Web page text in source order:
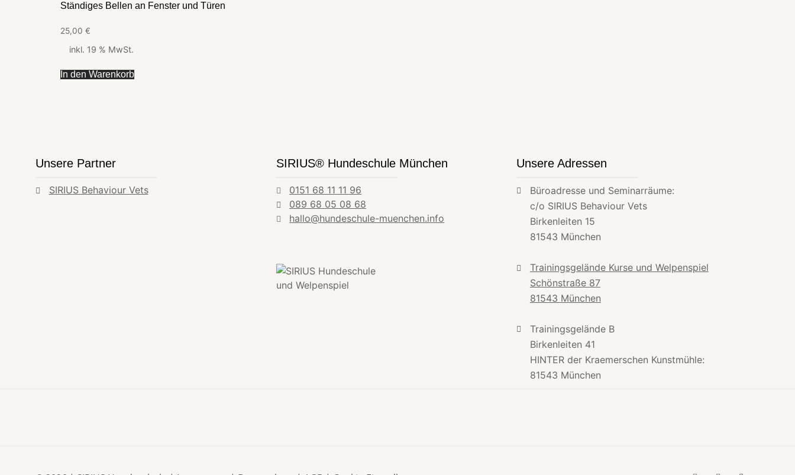
Ständiges Bellen an Fenster und Türen
25,00 €
inkl. 19 % MwSt.
In den Warenkorb
Unsere Partner
SIRIUS Behaviour Vets
SIRIUS® Hundeschule München
0151 68 11 11 96
089 68 05 08 68
hallo@hundeschule-muenchen.info
Unsere Adressen
Büroadresse und Seminarräume:
c/o SIRIUS Behaviour Vets
Birkenleiten 15
81543 München
Trainingsgelände Kurse und Welpenspiel
Schönstraße 87
81543 München
Trainingsgelände B
Birkenleiten 41
HINTER der Kraemerschen Kunstmühle:
81543 München